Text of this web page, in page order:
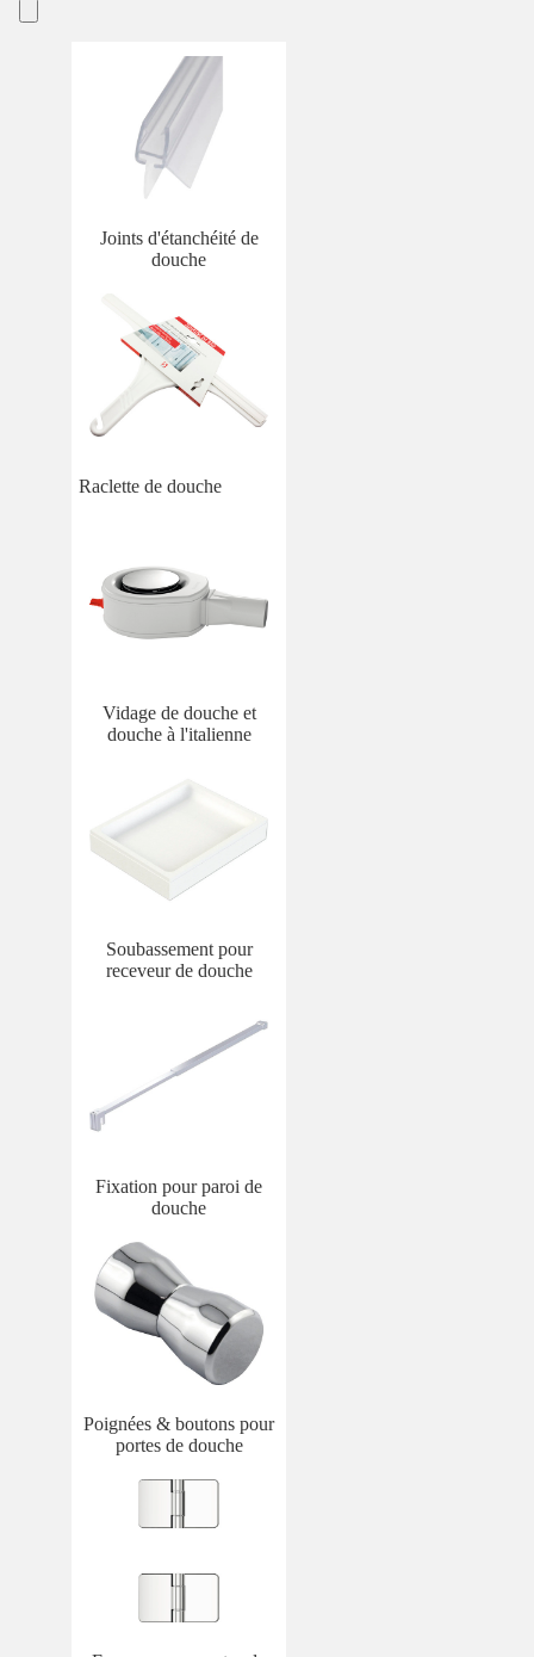
Joints d'étanchéité de
douche
Raclette de douche
Vidage de douche et
douche à l'italienne
Soubassement pour
receveur de douche
Fixation pour paroi de
douche
Poignées & boutons pour
portes de douche